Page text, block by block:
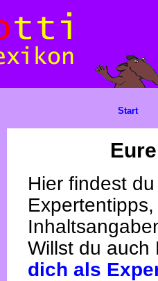
Hier findest
Willst du
dich als
Start